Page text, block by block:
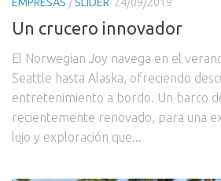
Un crucero innovador
El Norwegian Joy navega en el
Seattle hasta Alaska, ofreciendo
entretenimiento a bordo. Un barco
recientemente renovado, para una
lujo y exploración que...